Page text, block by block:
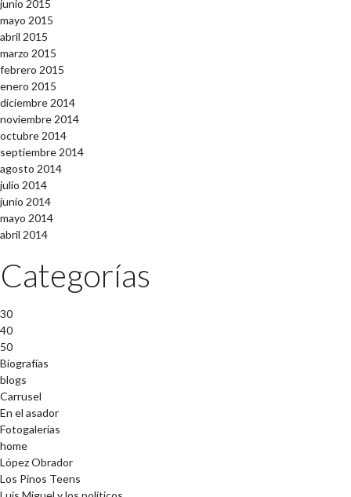
junio 2015
mayo 2015
abril 2015
marzo 2015
febrero 2015
enero 2015
diciembre 2014
noviembre 2014
octubre 2014
septiembre 2014
agosto 2014
julio 2014
junio 2014
mayo 2014
abril 2014
Categorías
30
40
50
Biografías
blogs
Carrusel
En el asador
Fotogalerías
home
López Obrador
Los Pinos Teens